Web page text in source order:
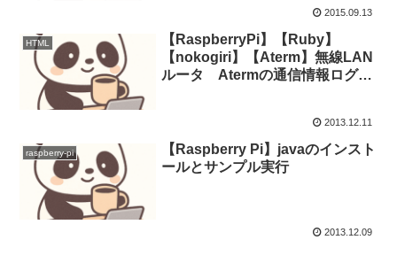
2015.09.13
HTML
【RaspberryPi】【Ruby】
【nokogiri】【Aterm】無線LAN
ルータ Atermの通信情報ログを
2013.12.11
raspberry-pi
【Raspberry Pi】javaのインスト
ールとサンプル実行
2013.12.09